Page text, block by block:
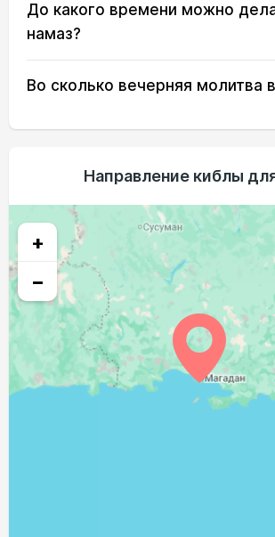
22, Сб 03:03 05:26 12:58 16:55
23, Вс 03:04 05:29 12:58 16:53
05:31
03:07 05:36 12:57 16:48
03:08 05:38 12:56 16:47
03:08 05:40 12:56 16:45
29, Сб 03:09 05:43 12:56
30, Вс 03:13 05:45 12:56 16:41
31, Пн 03:17 05:47 12:55 16:40
До какого времени можно
намаз?
Во сколько вечерняя молитва
Направление киблы
+
−